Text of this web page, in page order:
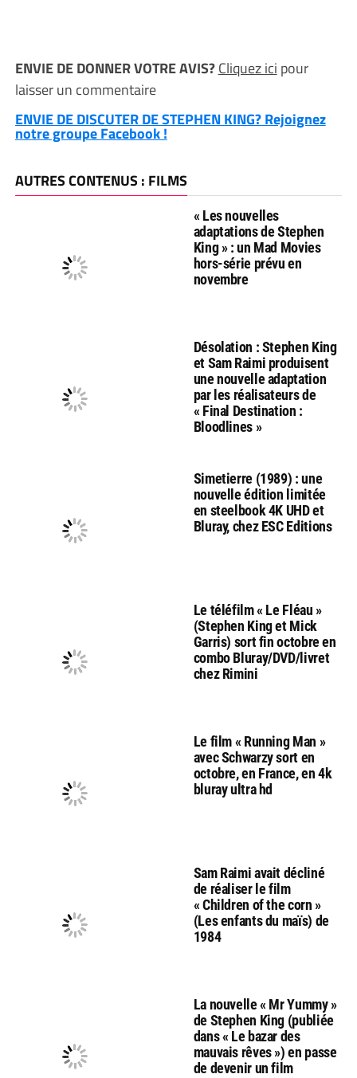
ENVIE DE DONNER VOTRE AVIS?Cliquez ici pour
laisser un commentaire
ENVIE DE DISCUTER DE STEPHEN KING? Rejoignez
notre groupe Facebook !
AUTRES CONTENUS : FILMS
« Les nouvelles
adaptations de Stephen
King » : un Mad Movies
hors-série prévu en
novembre
Désolation : Stephen King
et Sam Raimi produisent
une nouvelle adaptation
par les réalisateurs de
« Final Destination :
Bloodlines »
Simetierre (1989) : une
nouvelle édition limitée
en steelbook 4K UHD et
Bluray, chez ESC Editions
Le téléfilm « Le Fléau »
(Stephen King et Mick
Garris) sort fin octobre en
combo Bluray/DVD/livret
chez Rimini
Le film « Running Man »
avec Schwarzy sort en
octobre, en France, en 4k
bluray ultra hd
Sam Raimi avait décliné
de réaliser le film
« Children of the corn »
(Les enfants du maïs) de
1984
La nouvelle « Mr Yummy »
de Stephen King (publiée
dans « Le bazar des
mauvais rêves ») en passe
de devenir un film